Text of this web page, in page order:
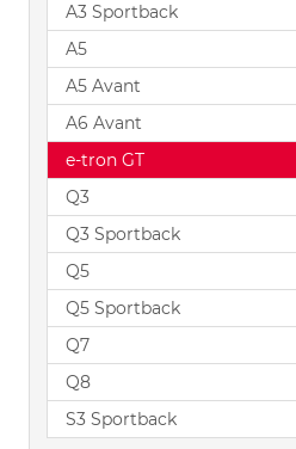
A3 Sportback
A5
A5 Avant
A6 Avant
e-tron GT
Q3
Q3 Sportback
Q5
Q5 Sportback
Q7
Q8
S3 Sportback